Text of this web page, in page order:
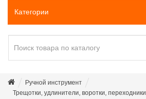
Категории
Ручной инструмент
Трещотки, удлинители, воротки, переходники